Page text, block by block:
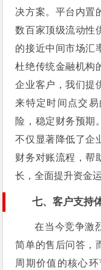
决方案。平台内置
数百家顶级流动性
的接近中间市场汇
杜绝传统金融机构
企业客户，我们提
来特定时间点交
险，稳定财务预期
不仅显著降低了企
财务对账流程，帮
长，全面提升资金
七、客户支持
在当今竞争激
简单的售后问答，
周期价值的核心